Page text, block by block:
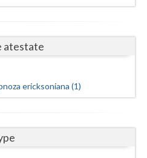
atestate
ericksoniana (1)